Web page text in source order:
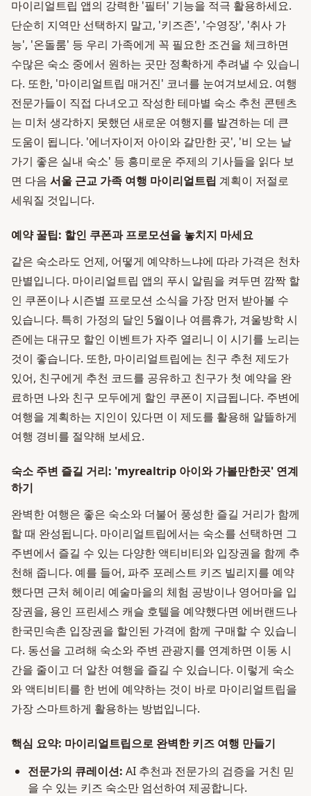
마이리얼트립 앱의 강력한 '필터' 기능을 적극 활용하세요.
단순히 지역만 선택하지 말고, '키즈존', '수영장', '취사 가
능', '온돌룸' 등 우리 가족에게 꼭 필요한 조건을 체크하면
수많은 숙소 중에서 원하는 곳만 정확하게 추려낼 수 있습니
다. 또한, '마이리얼트립 매거진' 코너를 눈여겨보세요. 여행
전문가들이 직접 다녀오고 작성한 테마별 숙소 추천 콘텐츠
는 미처 생각하지 못했던 새로운 여행지를 발견하는 데 큰
도움이 됩니다. '에너자이저 아이와 갈만한 곳', '비 오는 날
가기 좋은 실내 숙소' 등 흥미로운 주제의 기사들을 읽다 보
면 다음 서울 근교 가족 여행 마이리얼트립 계획이 저절로
세워질 것입니다.
예약 꿀팁: 할인 쿠폰과 프로모션을 놓치지 마세요
같은 숙소라도 언제, 어떻게 예약하느냐에 따라 가격은 천차
만별입니다. 마이리얼트립 앱의 푸시 알림을 켜두면 깜짝 할
인 쿠폰이나 시즌별 프로모션 소식을 가장 먼저 받아볼 수
있습니다. 특히 가정의 달인 5월이나 여름휴가, 겨울방학 시
즌에는 대규모 할인 이벤트가 자주 열리니 이 시기를 노리는
것이 좋습니다. 또한, 마이리얼트립에는 친구 추천 제도가
있어, 친구에게 추천 코드를 공유하고 친구가 첫 예약을 완
료하면 나와 친구 모두에게 할인 쿠폰이 지급됩니다. 주변에
여행을 계획하는 지인이 있다면 이 제도를 활용해 알뜰하게
여행 경비를 절약해 보세요.
숙소 주변 즐길 거리: 'myrealtrip 아이와 가볼만한곳' 연계
하기
완벽한 여행은 좋은 숙소와 더불어 풍성한 즐길 거리가 함께
할 때 완성됩니다. 마이리얼트립에서는 숙소를 선택하면 그
주변에서 즐길 수 있는 다양한 액티비티와 입장권을 함께 추
천해 줍니다. 예를 들어, 파주 포레스트 키즈 빌리지를 예약
했다면 근처 헤이리 예술마을의 체험 공방이나 영어마을 입
장권을, 용인 프린세스 캐슬 호텔을 예약했다면 에버랜드나
한국민속촌 입장권을 할인된 가격에 함께 구매할 수 있습니
다. 동선을 고려해 숙소와 주변 관광지를 연계하면 이동 시
간을 줄이고 더 알찬 여행을 즐길 수 있습니다. 이렇게 숙소
와 액티비티를 한 번에 예약하는 것이 바로 마이리얼트립을
가장 스마트하게 활용하는 방법입니다.
핵심 요약: 마이리얼트립으로 완벽한 키즈 여행 만들기
전문가의 큐레이션: AI 추천과 전문가의 검증을 거친 믿
을 수 있는 키즈 숙소만 엄선하여 제공합니다.